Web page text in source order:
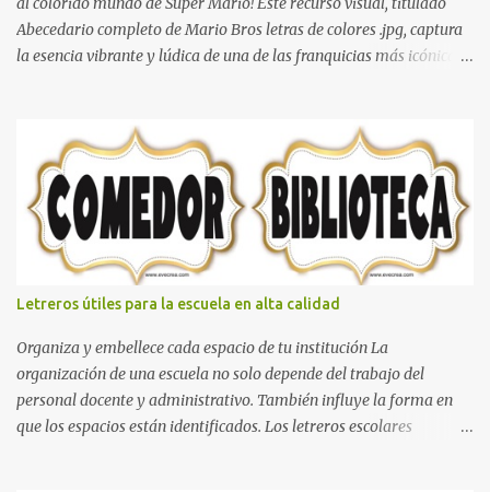
Abecedario completo de Mario Bros letras de colores .jpg, captura
la esencia vibrante y lúdica de una de las franquicias más icónicas
tipografía clásica y robusta que los fans han reconocido por
décadas. En esta primera sección, el abecedario nos presenta:
Identidad Visual: Un diseño de bloques con bordes negros gruesos
que resaltan sobre cualquier fondo. Paleta de Colores: Una
secuencia dinámica que alterna entre el rojo de Mario, el verde de
Luigi, y los tonos azul y amarillo clásicos de los elementos del
juego. Contenido Actual: La imagen muestra la organización desde
la letra A hasta la M, estableciendo el estilo geométrico y divertido
que define a toda la colección. Primera parte del juego de letras
in...
Letreros útiles para la escuela en alta calidad
Organiza y embellece cada espacio de tu institución La
organización de una escuela no solo depende del trabajo del
personal docente y administrativo. También influye la forma en
que los espacios están identificados. Los letreros escolares